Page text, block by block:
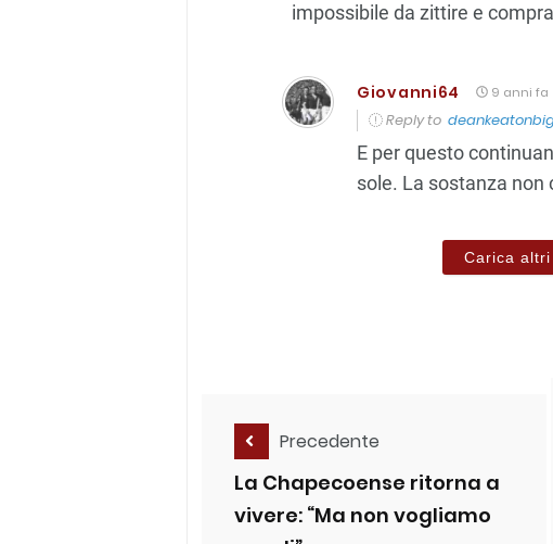
impossibile da zittire e
Giovanni64 9 anni fa
Reply to
E per questo
sole. La sostanza non
Carica
Precedente
La Chapecoense ritorna a
vivere: “Ma non vogliamo